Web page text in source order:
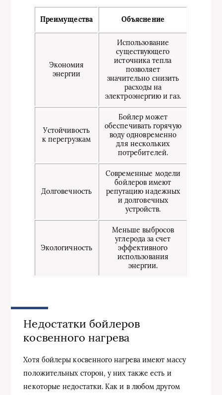
Преимущества Объяснение
Экономия
энергии
Использование
существующего
источника тепла
позволяет
значительно снизить
расходы на
электроэнергию и газ.
Устойчивость
к перегрузкам
Бойлер может
обеспечивать горячую
воду одновременно
для нескольких
потребителей.
Долговечность
Современные модели
бойлеров имеют
репутацию надежных
и долговечных
устройств.
Экологичность
Меньше выбросов
углерода за счет
эффективного
использования
энергии.
Недостатки бойлеров
косвенного нагрева
Хотя бойлеры косвенного нагрева имеют массу
положительных сторон, у них также есть и
некоторые недостатки. Как и в любом другом